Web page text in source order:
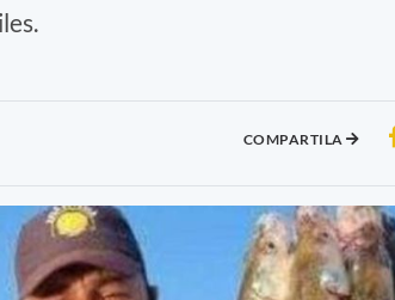
COMPARTILA